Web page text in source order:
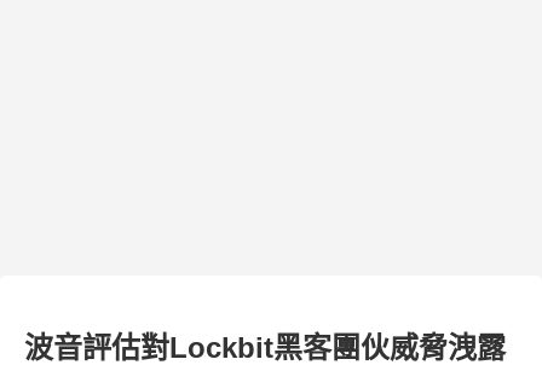
波音評估對Lockbit黑客團伙威脅洩露